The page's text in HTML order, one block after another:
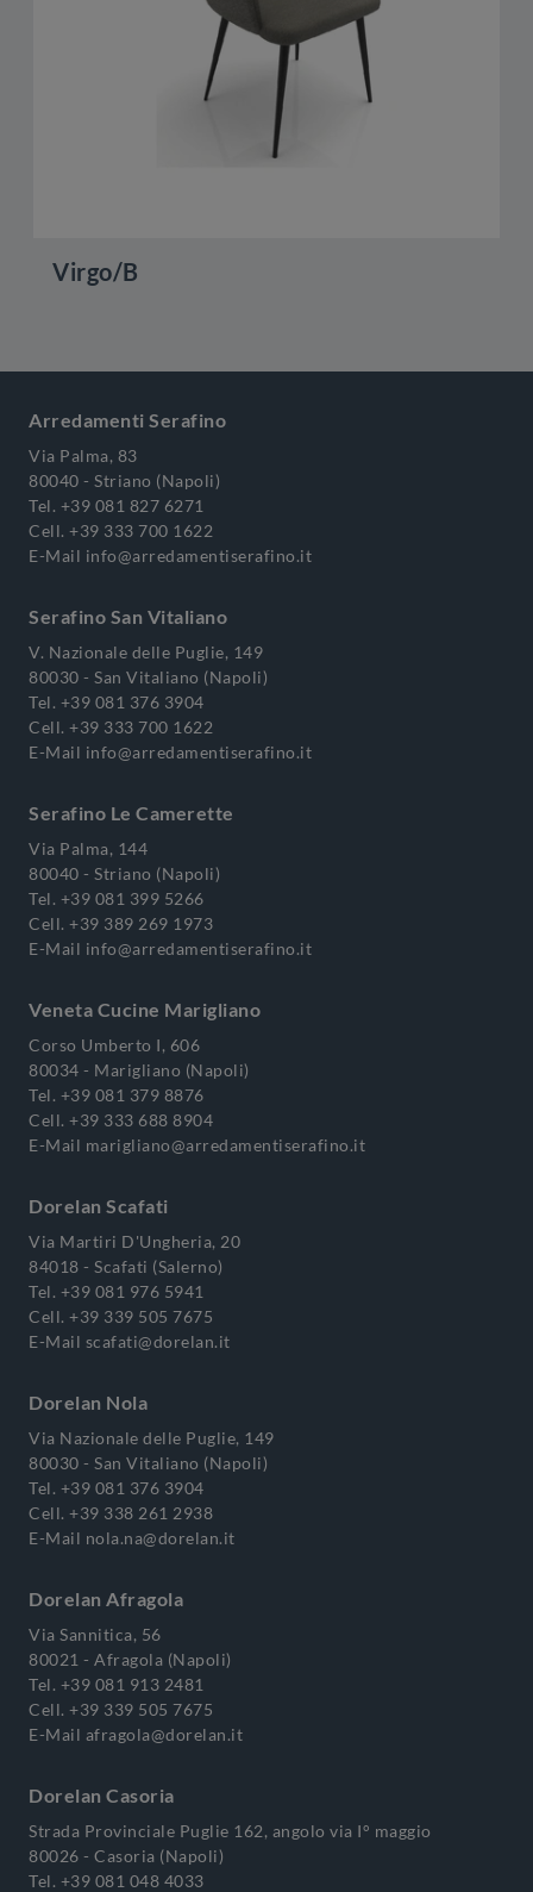
Virgo/B
Arredamenti Serafino
Via Palma, 83
80040 - Striano (Napoli)
Tel. +39 081 827 6271
Cell. +39 333 700 1622
E-Mail info@arredamentiserafino.it
Serafino San Vitaliano
V. Nazionale delle Puglie, 149
80030 - San Vitaliano (Napoli)
Tel. +39 081 376 3904
Cell. +39 333 700 1622
E-Mail info@arredamentiserafino.it
Serafino Le Camerette
Via Palma, 144
80040 - Striano (Napoli)
Tel. +39 081 399 5266
Cell. +39 389 269 1973
E-Mail info@arredamentiserafino.it
Veneta Cucine Marigliano
Corso Umberto I, 606
80034 - Marigliano (Napoli)
Tel. +39 081 379 8876
Cell. +39 333 688 8904
E-Mail marigliano@arredamentiserafino.it
Dorelan Scafati
Via Martiri D'Ungheria, 20
84018 - Scafati (Salerno)
Tel. +39 081 976 5941
Cell. +39 339 505 7675
E-Mail scafati@dorelan.it
Dorelan Nola
Via Nazionale delle Puglie, 149
80030 - San Vitaliano (Napoli)
Tel. +39 081 376 3904
Cell. +39 338 261 2938
E-Mail nola.na@dorelan.it
Dorelan Afragola
Via Sannitica, 56
80021 - Afragola (Napoli)
Tel. +39 081 913 2481
Cell. +39 339 505 7675
E-Mail afragola@dorelan.it
Dorelan Casoria
Strada Provinciale Puglie 162, angolo via I° maggio
80026 - Casoria (Napoli)
Tel. +39 081 048 4033